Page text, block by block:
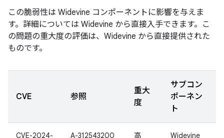
この脆弱性は Widevine コンポーネントに影響を与えま
す。詳細については Widevine から直接入手できます。こ
の問題の重大度の評価は、Widevine から直接提供された
ものです。
CVE 参照
重大
度
サブコン
ポーネン
ト
CVE-2024-
A-312543200
高
Widevine